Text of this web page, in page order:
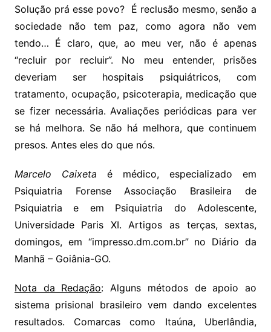
Solução prá esse povo? É reclusão mesmo, senão a
sociedade não tem paz, como agora não vem
tendo… É claro, que, ao meu ver, não é apenas
“recluir por recluir”. No meu entender, prisões
deveriam ser hospitais psiquiátricos, com
tratamento, ocupação, psicoterapia, medicação que
se fizer necessária. Avaliações periódicas para ver
se há melhora. Se não há melhora, que continuem
presos. Antes eles do que nós.
Marcelo Caixeta é médico, especializado em
Psiquiatria Forense Associação Brasileira de
Psiquiatria e em Psiquiatria do Adolescente,
Universidade Paris XI. Artigos as terças, sextas,
domingos, em “impresso.dm.com.br” no Diário da
Manhã – Goiânia-GO.
Nota da Redação: Alguns métodos de apoio ao
sistema prisional brasileiro vem dando excelentes
resultados. Comarcas como Itaúna, Uberlândia,